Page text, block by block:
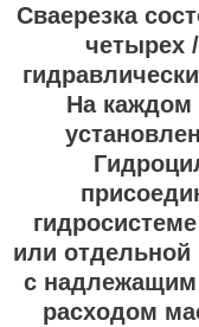
Сваерезка
четырех
На каждом
или отдельной
с
расходом